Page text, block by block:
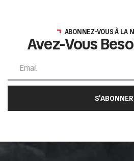
ABONNEZ-VOUS À LA
Avez-Vous
S'ABONNER